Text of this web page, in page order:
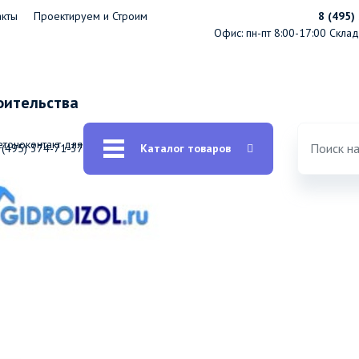
Проектируем и Строим
8
Офис: пн-пт 8:00-17:00
374-71-37 Каталог товаров
для фасада ECOROOM